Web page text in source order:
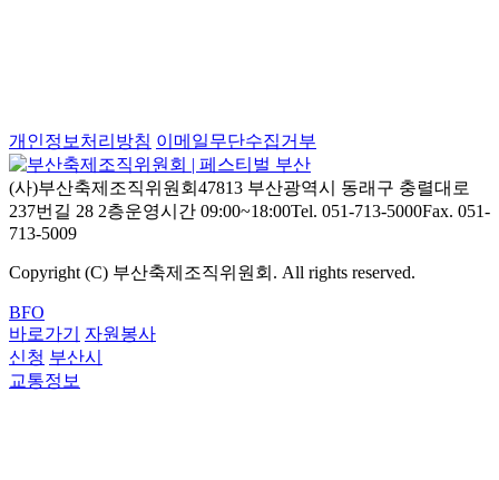
개인정보처리방침 이메일무단수집거부
(사)부산축제조직위원회 47813 부산광역시 동래구 충렬대로
237번길 28 2층운영시간 09:00~18:00Tel. 051-713-5000Fax. 051-
713-5009
Copyright (C) 부산축제조직위원회. All rights reserved.
BFO
바로가기
자원봉사
신청 부산시
교통정보